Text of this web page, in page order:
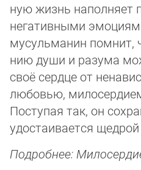
ную жизнь наполняет
негативными
мусульманин помнит,
нию души и разума
своё сердце от
любовью,
Поступая так, он
удостаивается
Подробнее: